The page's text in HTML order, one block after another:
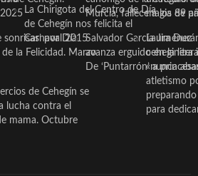
sonrisas’ por Día
la Felicidad. Marzo
de Cehegín se
lucha contra el
mama. Octubre
La Chirigota del Centro de Día
de Cehegín nos felicita el
Carnaval 2015
Murcia, fallece a los 89
Salvador García Jiménez
avanza erguido en la
De ‘Puntarrón’ a
magia de
Laura
ceheginera
«nunca
atletismo
para